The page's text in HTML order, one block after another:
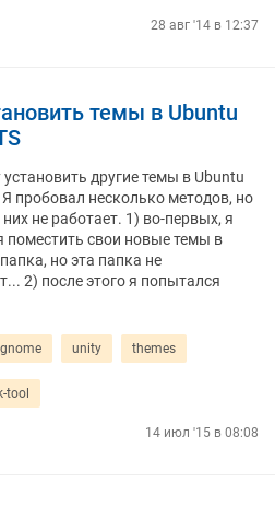
28 авг '14 в 12:37
темы в Ubuntu
установить другие темы в Ubuntu
Я пробовал несколько методов, но
не работает. 1) во-первых, я
поместить свои новые темы в
но эта папка не
2) после этого я попытался
gnome unity themes
tool
14 июл '15 в 08:08